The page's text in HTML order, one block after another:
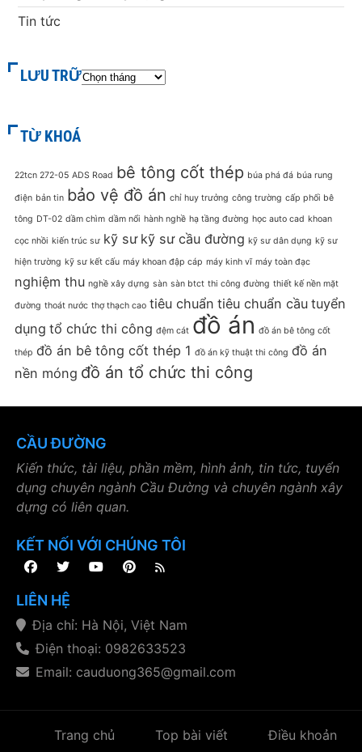
Tin tức
LƯU TRỮ
TỪ KHOÁ
22tcn 272-05 ADS Road bê tông cốt thép búa phá đá búa rung
điện bản tin bảo vệ đồ án chỉ huy trưởng công trường cấp phối bê
tông DT-02 dầm chìm dầm nổi hành nghề hạ tầng đường học auto cad khoan
cọc nhồi kiến trúc sư kỹ sư kỹ sư cầu đường kỹ sư dân dụng kỹ sư
hiện trường kỹ sư kết cấu máy khoan đập cáp máy kinh vĩ máy toàn đạc
nghiệm thu nghề xây dựng sàn sàn btct thi công đường thiết kế nền mặt
đường thoát nước thợ thạch cao tiêu chuẩn tiêu chuẩn cầu tuyển
dụng tổ chức thi công đệm cát đồ án đồ án bê tông cốt
thép đồ án bê tông cốt thép 1 đồ án kỹ thuật thi công đồ án
nền móng đồ án tổ chức thi công
CẦU ĐƯỜNG
Kiến thức, tài liệu, phần mềm, hình ảnh, tin tức, tuyển
dụng chuyên ngành Cầu Đường và chuyên ngành xây
dựng có liên quan.
KẾT NỐI VỚI CHÚNG TÔI
LIÊN HỆ
Địa chỉ: Hà Nội, Việt Nam
Điện thoại: 0982633523
Email: cauduong365@gmail.com
Trang chủ Top bài viết Điều khoản